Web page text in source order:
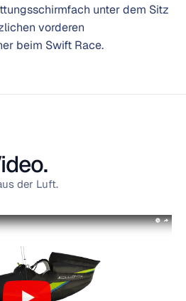
unter dem Sitz
vorderen
beim Swift Race.
der Luft.